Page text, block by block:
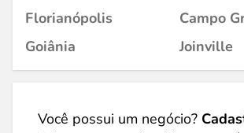
Florianópolis
Campo
Goiânia
Joinville
Você possui um negócio?